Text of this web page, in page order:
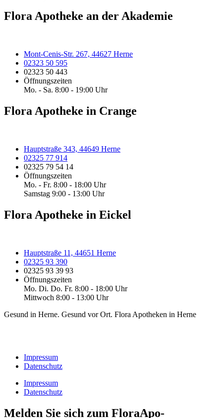
Flora Apotheke an der Akademie
Mont-Cenis-Str. 267, 44627 Herne
02323 50 595
02323 50 443
Öffnungszeiten
Mo. - Sa. 8:00 - 19:00 Uhr
Flora Apotheke in Crange
Hauptstraße 343, 44649 Herne
02325 77 914
02325 79 54 14
Öffnungszeiten
Mo. - Fr. 8:00 - 18:00 Uhr
Samstag 9:00 - 13:00 Uhr
Flora Apotheke in Eickel
Hauptstraße 11, 44651 Herne
02325 93 390
02325 93 39 93
Öffnungszeiten
Mo. Di. Do. Fr. 8:00 - 18:00 Uhr
Mittwoch 8:00 - 13:00 Uhr
Gesund in Herne. Gesund vor Ort. Flora Apotheken in Herne
Impressum
Datenschutz
Impressum
Datenschutz
Melden Sie sich zum FloraApo-